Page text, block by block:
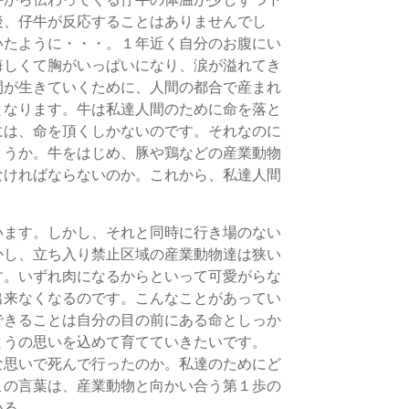
仔牛が反応することはありませんでし
ように・・・。１年近く自分のお腹にい
くて胸がいっぱいになり、涙が溢れてき
生きていくために、人間の都合で産まれ
ります。牛は私達人間のために命を落と
、命を頂くしかないのです。それなのに
か。牛をはじめ、豚や鶏などの産業動物
ればならないのか。これから、私達人間
す。しかし、それと同時に行き場のない
、立ち入り禁止区域の産業動物達は狭い
いずれ肉になるからといって可愛がらな
なくなるのです。こんなことがあってい
ることは自分の目の前にある命としっか
の思いを込めて育てていきたいです。
いで死んで行ったのか。私達のためにど
言葉は、産業動物と向かい合う第１歩の